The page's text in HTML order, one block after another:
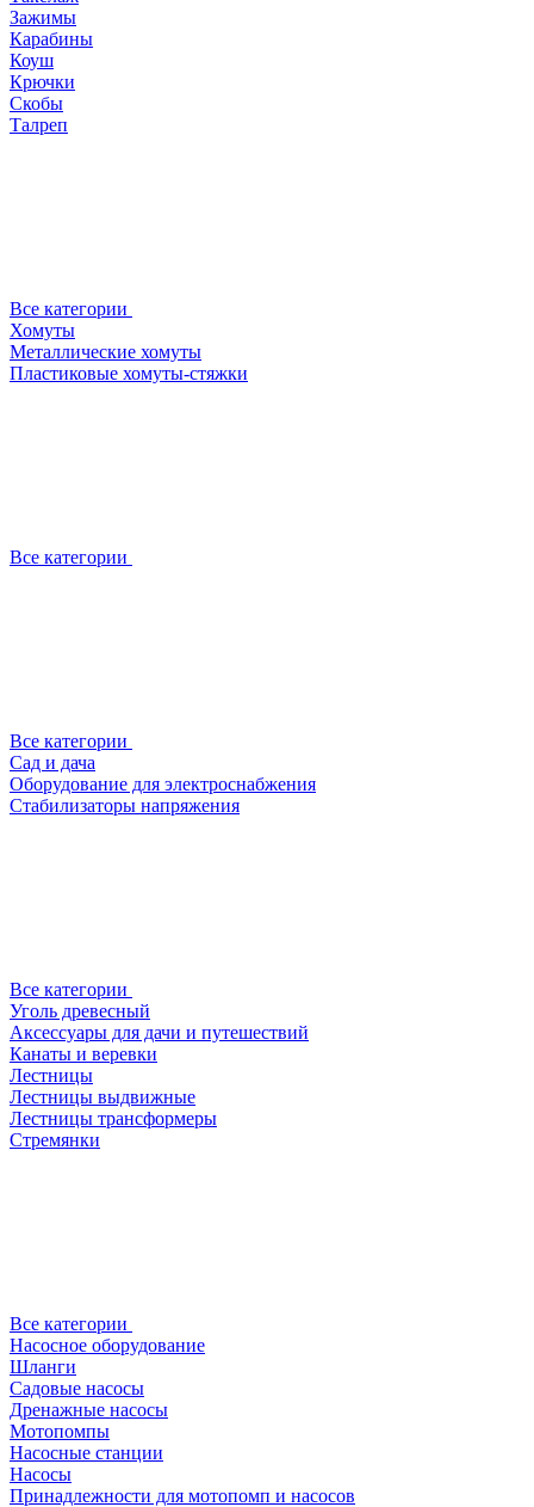
Зажимы
Карабины
Коуш
Крючки
Скобы
Талреп
Все категории
Хомуты
Металлические хомуты
Пластиковые хомуты-стяжки
Все категории
Все категории
Сад и дача
Оборудование для электроснабжения
Стабилизаторы напряжения
Все категории
Уголь древесный
Аксессуары для дачи и путешествий
Канаты и веревки
Лестницы
Лестницы выдвижные
Лестницы трансформеры
Стремянки
Все категории
Насосное оборудование
Шланги
Садовые насосы
Дренажные насосы
Мотопомпы
Насосные станции
Насосы
Принадлежности для мотопомп и насосов